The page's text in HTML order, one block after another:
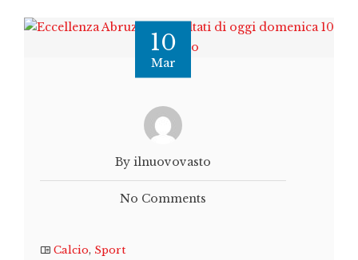
10
Mar
By ilnuovovasto
No Comments
Calcio, Sport